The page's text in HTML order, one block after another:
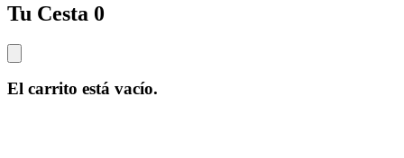
Tu Cesta 0
El carrito está vacío.